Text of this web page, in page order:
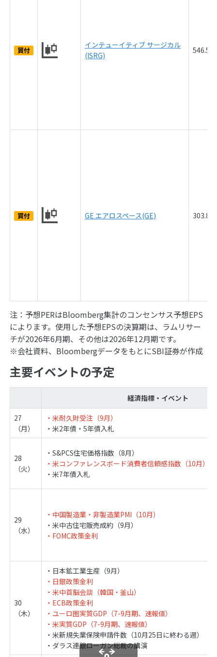
買付
インテューイティブ サージカル
(ISRG)
546.51
買付 GE エアロスペース(GE) 303.87
注：予想PERはBloomberg集計のコンセンサス予想EPS
によります。使用した予想EPSの決算期は、ラムリサー
チが2026年6月期、その他は2026年12月期です。
※会社資料、BloombergデータをもとにSBI証券が作成
主要イベントの予定
経済指標・イベント
27
（月）
・米耐久財受注（9月）
・米2年債・5年債入札
28
（火）
・S&PCS住宅価格指数（8月）
・米コンファレンスボード消費者信頼感指数（10月）
・米7年債入札
29
（水）
・中国製造業・非製造業PMI（10月）
・米中古住宅販売成約（9月）
・FOMC政策金利
30
（木）
・日本鉱工業生産（9月）
・日銀政策金利
・米中首脳会談（韓国・釜山）
・ECB政策金利
・ユーロ圏実質GDP（7-9月期、速報値）
・米実質GDP（7-9月期、速報値）
・米新規失業保険申請件数（10月25日に終わる週）
・ダラス連銀ローガン総裁の講演